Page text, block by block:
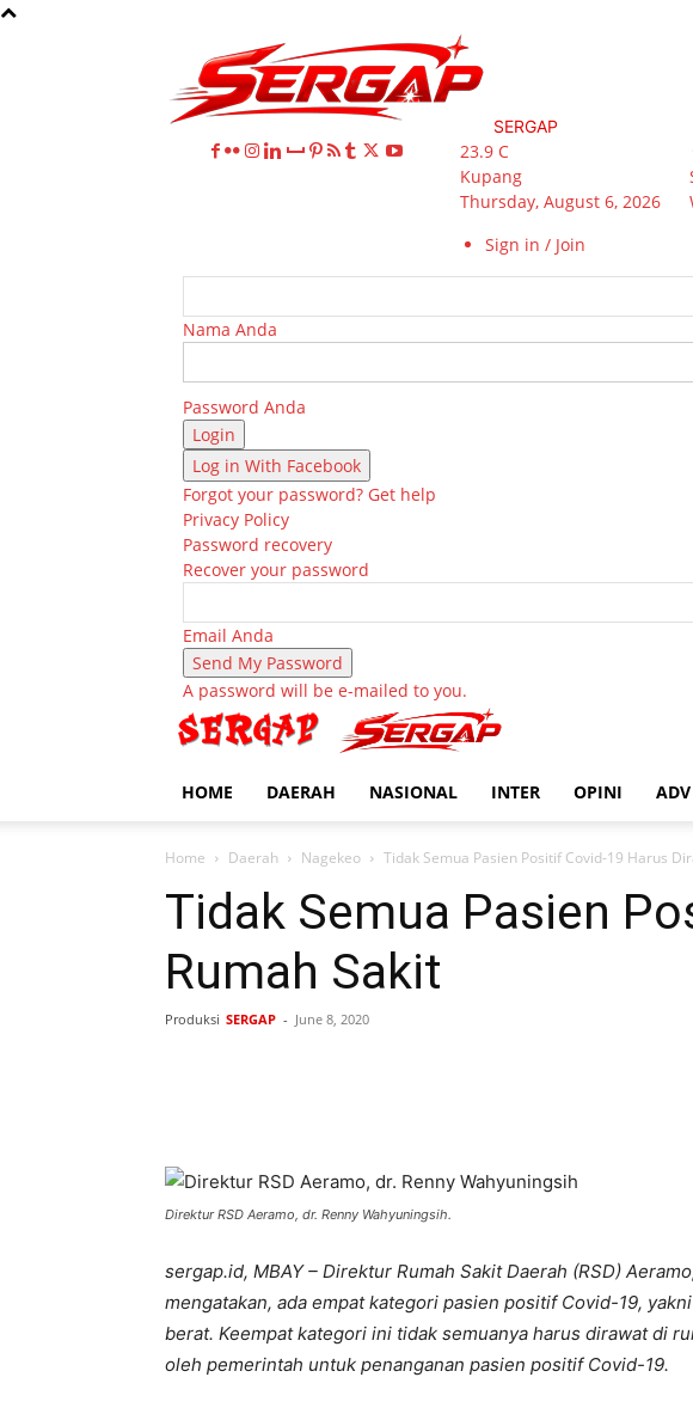
SERGAP
23.9 C
Kupang
Thursday, August 6, 2026
Sign in / Join
Nama Anda
Password Anda
Log in With Facebook
Forgot your password? Get help
Privacy Policy
Password recovery
Recover your password
Email Anda
A password will be e-mailed to you.
HOME DAERAH NASIONAL INTER OPINI ADV
Home Daerah Nagekeo Tidak Semua Pasien Positif Covid-19 Harus
Tidak Semua Pasien
Rumah Sakit
Produksi SERGAP - June 8, 2020
Direktur RSD Aeramo, dr. Renny Wahyuningsih.
sergap.id, MBAY – Direktur Rumah Sakit Daerah (RSD)
mengatakan, ada empat kategori pasien positif Covid-19,
berat. Keempat kategori ini tidak semuanya harus dirawat di
oleh pemerintah untuk penanganan pasien positif Covid-19.